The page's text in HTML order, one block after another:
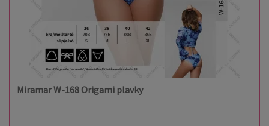
Miramar W-168 Origami plavky